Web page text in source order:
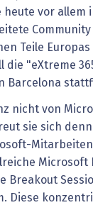
heute vor allem
Teile
die "eXtreme
Barcelona
nicht von
sie sich
Microsoft
Breakout
Diese